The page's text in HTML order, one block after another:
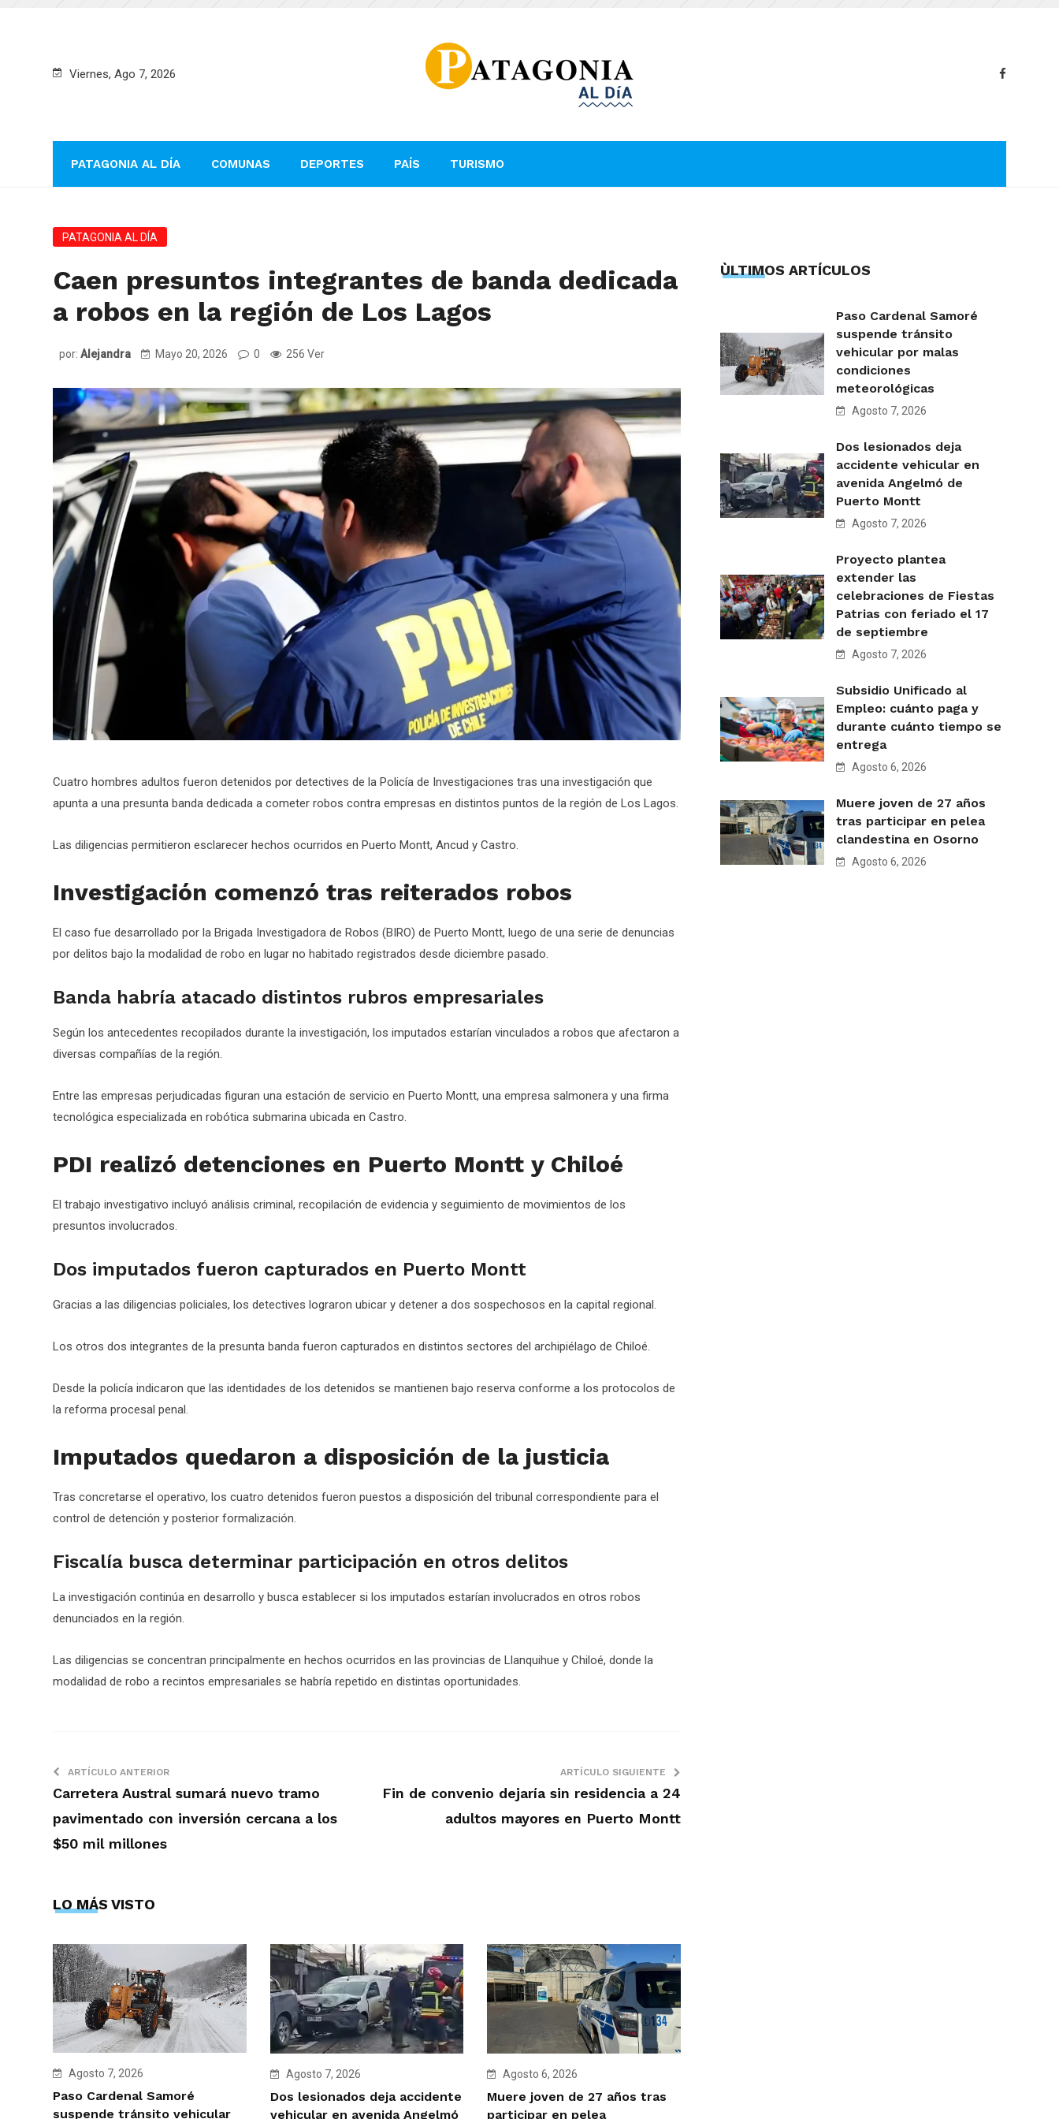
Viernes, Ago 7, 2026
PATAGONIA AL DÍA COMUNAS DEPORTES PAÍS TURISMO
PATAGONIA AL DÍA
Caen presuntos integrantes de banda dedicada
a robos en la región de Los Lagos
por: Alejandra Mayo 20, 2026 0 256 Ver
Cuatro hombres adultos fueron detenidos por detectives de la Policía de Investigaciones tras una investigación que
apunta a una presunta banda dedicada a cometer robos contra empresas en distintos puntos de la región de Los Lagos.
Las diligencias permitieron esclarecer hechos ocurridos en Puerto Montt, Ancud y Castro.
Investigación comenzó tras reiterados robos
El caso fue desarrollado por la Brigada Investigadora de Robos (BIRO) de Puerto Montt, luego de una serie de denuncias
por delitos bajo la modalidad de robo en lugar no habitado registrados desde diciembre pasado.
Banda habría atacado distintos rubros empresariales
Según los antecedentes recopilados durante la investigación, los imputados estarían vinculados a robos que afectaron a
diversas compañías de la región.
Entre las empresas perjudicadas figuran una estación de servicio en Puerto Montt, una empresa salmonera y una firma
tecnológica especializada en robótica submarina ubicada en Castro.
PDI realizó detenciones en Puerto Montt y Chiloé
El trabajo investigativo incluyó análisis criminal, recopilación de evidencia y seguimiento de movimientos de los
presuntos involucrados.
Dos imputados fueron capturados en Puerto Montt
Gracias a las diligencias policiales, los detectives lograron ubicar y detener a dos sospechosos en la capital regional.
Los otros dos integrantes de la presunta banda fueron capturados en distintos sectores del archipiélago de Chiloé.
Desde la policía indicaron que las identidades de los detenidos se mantienen bajo reserva conforme a los protocolos de
la reforma procesal penal.
Imputados quedaron a disposición de la justicia
Tras concretarse el operativo, los cuatro detenidos fueron puestos a disposición del tribunal correspondiente para el
control de detención y posterior formalización.
Fiscalía busca determinar participación en otros delitos
La investigación continúa en desarrollo y busca establecer si los imputados estarían involucrados en otros robos
denunciados en la región.
Las diligencias se concentran principalmente en hechos ocurridos en las provincias de Llanquihue y Chiloé, donde la
modalidad de robo a recintos empresariales se habría repetido en distintas oportunidades.
ARTÍCULO ANTERIOR
Carretera Austral sumará nuevo tramo
pavimentado con inversión cercana a los
$50 mil millones
ARTÍCULO SIGUIENTE
Fin de convenio dejaría sin residencia a 24
adultos mayores en Puerto Montt
LO MÁS VISTO
Agosto 7, 2026
Paso Cardenal Samoré
suspende tránsito vehicular
Agosto 7, 2026
Dos lesionados deja accidente
vehicular en avenida Angelmó
Agosto 6, 2026
Muere joven de 27 años tras
participar en pelea
ÙLTIMOS ARTÍCULOS
Paso Cardenal Samoré
suspende tránsito
vehicular por malas
condiciones
meteorológicas
Agosto 7, 2026
Dos lesionados deja
accidente vehicular en
avenida Angelmó de
Puerto Montt
Agosto 7, 2026
Proyecto plantea
extender las
celebraciones de Fiestas
Patrias con feriado el 17
de septiembre
Agosto 7, 2026
Subsidio Unificado al
Empleo: cuánto paga y
durante cuánto tiempo se
entrega
Agosto 6, 2026
Muere joven de 27 años
tras participar en pelea
clandestina en Osorno
Agosto 6, 2026